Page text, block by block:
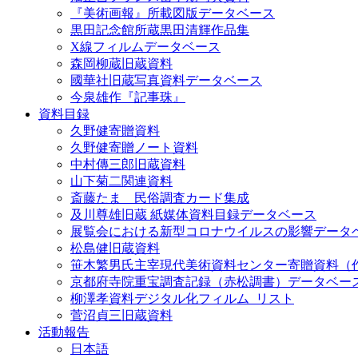
『美術画報』所載図版データベース
黒田記念館所蔵黒田清輝作品集
X線フィルムデータベース
森岡柳蔵旧蔵資料
國華社旧蔵写真資料データベース
今泉雄作『記事珠』
資料目録
久野健寄贈資料
久野健寄贈ノート資料
中村傳三郎旧蔵資料
山下菊二関連資料
斎藤たま 民俗調査カード集成
及川尊雄旧蔵 紙媒体資料目録データベース
展覧会における新型コロナウイルスの影響データ
松島健旧蔵資料
笹木繁男氏主宰現代美術資料センター寄贈資料（
京都府寺院重宝調査記録（赤松調書）データベー
柳澤孝資料デジタル化フィルム_リスト
菅沼貞三旧蔵資料
活動報告
日本語